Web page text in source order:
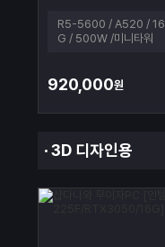
R5-5600 / A520 /
G / 500W /미니타워
920,000원
3D 디자인용